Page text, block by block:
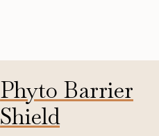
Phyto Barrier
Shield